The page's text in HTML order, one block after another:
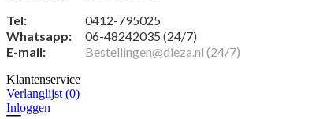
Tel:
0412-795025
Whatsapp:
06-48242035 (24/7)
E-mail:
Bestellingen@dieza.nl (24/7)
Klantenservice
Verlanglijst (0)
Inloggen